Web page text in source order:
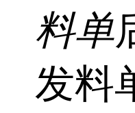
料单
发料